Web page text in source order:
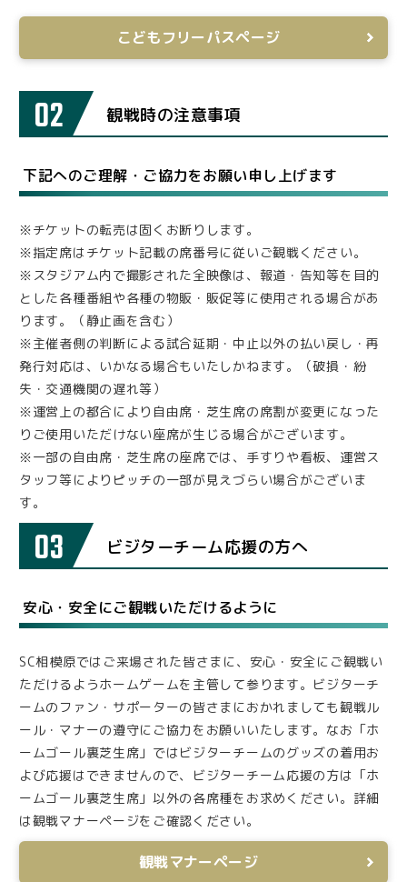
こどもフリーパスページ
02 観戦時の注意事項
下記へのご理解・ご協力をお願い申し上げます
※チケットの転売は固くお断りします。
※指定席はチケット記載の席番号に従いご観戦ください。
※スタジアム内で撮影された全映像は、報道・告知等を目的
とした各種番組や各種の物販・販促等に使用される場合があ
ります。（静止画を含む）
※主催者側の判断による試合延期・中止以外の払い戻し・再
発行対応は、いかなる場合もいたしかねます。（破損・紛
失・交通機関の遅れ等）
※運営上の都合により自由席・芝生席の席割が変更になった
りご使用いただけない座席が生じる場合がございます。
※一部の自由席・芝生席の座席では、手すりや看板、運営ス
タッフ等によりピッチの一部が見えづらい場合がございま
す。
03 ビジターチーム応援の方へ
安心・安全にご観戦いただけるように
SC相模原ではご来場された皆さまに、安心・安全にご観戦い
ただけるようホームゲームを主管して参ります。ビジターチ
ームのファン・サポーターの皆さまにおかれましても観戦ル
ール・マナーの遵守にご協力をお願いいたします。なお「ホ
ームゴール裏芝生席」ではビジターチームのグッズの着用お
よび応援はできませんので、ビジターチーム応援の方は「ホ
ームゴール裏芝生席」以外の各席種をお求めください。詳細
は観戦マナーページをご確認ください。
観戦マナーページ